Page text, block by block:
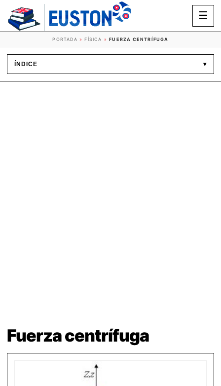
☰
PORTADA »FÍSICA »FUERZA CENTRÍFUGA
ÍNDICE ▾
Fuerza centrífuga